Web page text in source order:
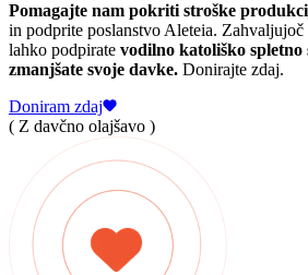
Pomagajte nam pokriti stroške
in podprite poslanstvo Aleteia.
lahko podpirate vodilno katoliško
zmanjšate svoje davke. Donirajte zdaj.
Doniram zdaj
( Z davčno olajšavo )